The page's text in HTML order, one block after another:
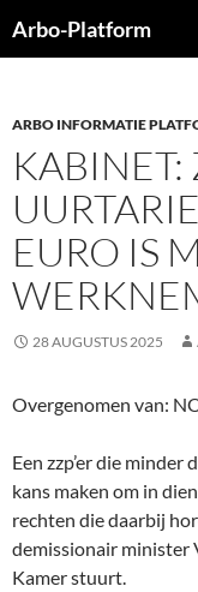
naar
Arbo-Platform
ARBO INFORMATIE
KABINET:
EURO IS
28 AUGUSTUS 2025
Overgenomen van:
Een zzp’er die
kans maken om in
rechten die daarbij
demissionair minister
Kamer stuurt.